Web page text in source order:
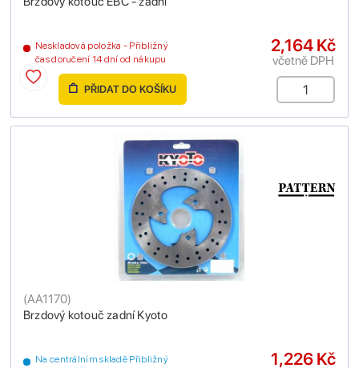
Neskladová položka - Přibližný
čas doručení 14 dní od nákupu
2,164 Kč
včetně DPH
PŘIDAT DO KOŠÍKU
Brzdový kotouč zadní Kyoto
(AA1170)
Na centrálním skladě Přibližný
1,226 Kč